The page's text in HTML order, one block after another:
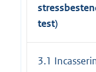
test)
3.1